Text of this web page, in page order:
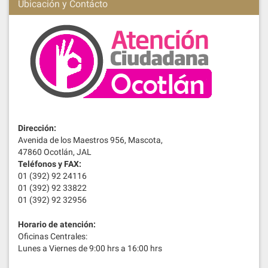
Ubicación y Contácto
Dirección:
Avenida de los Maestros 956, Mascota,
47860 Ocotlán, JAL
Teléfonos y FAX:
01 (392) 92 24116
01 (392) 92 33822
01 (392) 92 32956
Horario de atención:
Oficinas Centrales:
Lunes a Viernes de 9:00 hrs a 16:00 hrs